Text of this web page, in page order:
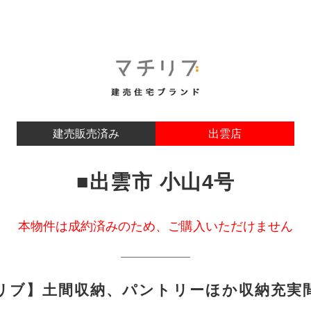
建売販売済み 出雲店
■出雲市 小山4号
本物件は成約済みのため、ご購入いただけません
ブ】土間収納、パントリーほか収納充実